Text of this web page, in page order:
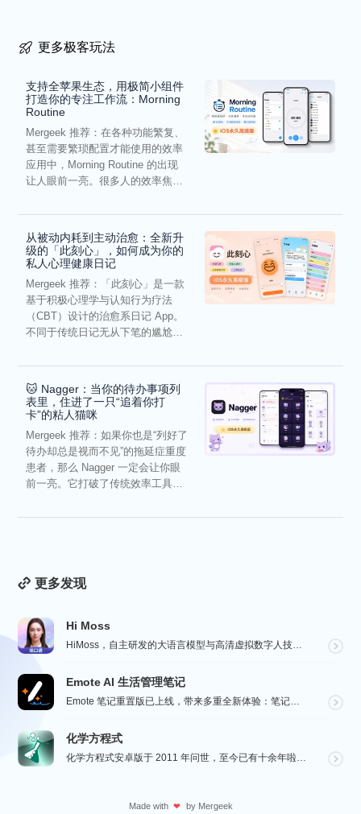
更多极客玩法
支持全苹果生态，用极简小组件
打造你的专注工作流：Morning
Routine
Mergeek 推荐：在各种功能繁复、
甚至需要繁琐配置才能使用的效率
应用中，Morning Routine 的出现
让人眼前一亮。很多人的效率焦
从被动内耗到主动治愈：全新升
级的「此刻心」，如何成为你的
私人心理健康日记
Mergeek 推荐：「此刻心」是一款
基于积极心理学与认知行为疗法
（CBT）设计的治愈系日记 App。
不同于传统日记无从下笔的尴尬，
🐱 Nagger：当你的待办事项列
表里，住进了一只“追着你打
卡”的粘人猫咪
Mergeek 推荐：如果你也是“列好了
待办却总是视而不见”的拖延症重度
患者，那么 Nagger 一定会让你眼
前一亮。它打破了传统效率工具冰
更多发现
Hi Moss
HiMoss，自主研发的大语言模型与高清虚拟数字人技术，重塑英语口语教学的未来。 我们的 AI 虚拟...
Emote AI 生活管理笔记
Emote 笔记重置版已上线，带来多重全新体验：笔记架构全面升级，融合笔记、AI 与日程管理，打造高...
化学方程式
化学方程式安卓版于 2011 年问世，至今已有十余年啦！在广大网友的积极贡献和我们的悉心维护下，如今...
Made with ❤ by Mergeek